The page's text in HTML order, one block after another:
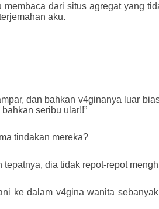
dari situs agregat yang
aku.
dan bahkan v4ginanya luar
seribu ular!!”
tindakan mereka?
dia tidak repot-repot
ke dalam v4gina wanita